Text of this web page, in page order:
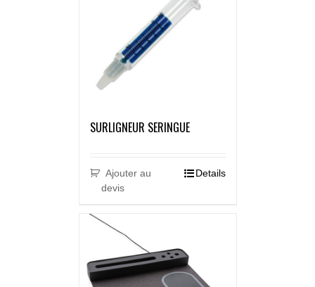
SURLIGNEUR SERINGUE
Ajouter au
devis
Details